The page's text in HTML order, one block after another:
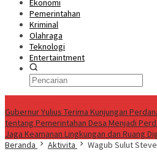
Ekonomi
Pemerintahan
Kriminal
Olahraga
Teknologi
Entertaintment
Gubernur Yulius Terima Kunjungan
tentang Pemerintahan Desa Menjadi
Jaga Keamanan Lingkungan dan Ruang
Beranda
Aktivita Wagub Sulut